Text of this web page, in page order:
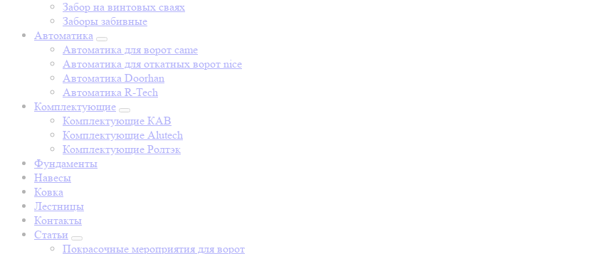
Забор на винтовых сваях
Заборы забивные
Автоматика
Автоматика для ворот came
Автоматика для откатных ворот nice
Автоматика Doorhan
Автоматика R-Tech
Комплектующие
Комплектующие КАВ
Комплектующие Alutech
Комплектующие Ролтэк
Фундаменты
Навесы
Ковка
Лестницы
Контакты
Статьи
Покрасочные мероприятия для ворот